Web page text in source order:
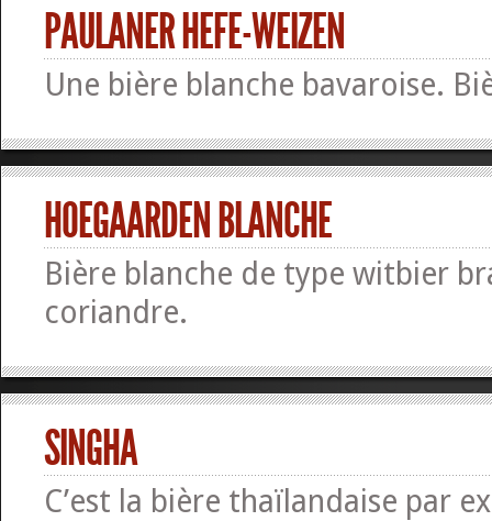
PAULANER HEFE-WEIZEN
Une bière blanche bavaroise.
HOEGAARDEN BLANCHE
Bière blanche de type witbier
coriandre.
SINGHA
C’est la bière thaïlandaise par